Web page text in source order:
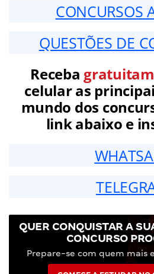
CONCURSOS
QUESTÕES DE
Receba
celular as
mundo dos
link abaixo e
QUER CONQUISTAR A
CONCURSO
Prepare-se com quem mais